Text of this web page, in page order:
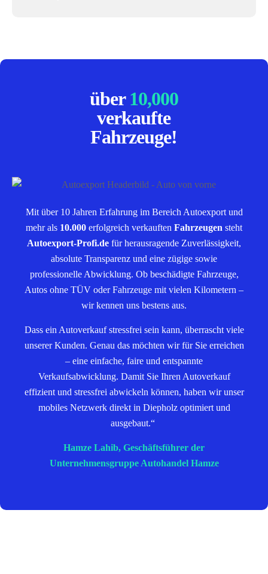
über10,000
verkaufte
Fahrzeuge!
Mit über 10 Jahren Erfahrung im Bereich Autoexport und
mehr als 10.000 erfolgreich verkauften Fahrzeugen steht
Autoexport-Profi.de für herausragende Zuverlässigkeit,
absolute Transparenz und eine zügige sowie
professionelle Abwicklung. Ob beschädigte Fahrzeuge,
Autos ohne TÜV oder Fahrzeuge mit vielen Kilometern –
wir kennen uns bestens aus.
Dass ein Autoverkauf stressfrei sein kann, überrascht viele
unserer Kunden. Genau das möchten wir für Sie erreichen
– eine einfache, faire und entspannte
Verkaufsabwicklung. Damit Sie Ihren Autoverkauf
effizient und stressfrei abwickeln können, haben wir unser
mobiles Netzwerk direkt in Diepholz optimiert und
ausgebaut.“
Hamze Lahib, Geschäftsführer der
Unternehmensgruppe Autohandel Hamze